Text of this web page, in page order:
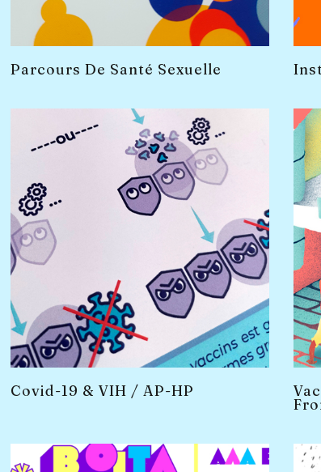
Parcours De Santé Sexuelle
Covid-19 & VIH / AP-HP